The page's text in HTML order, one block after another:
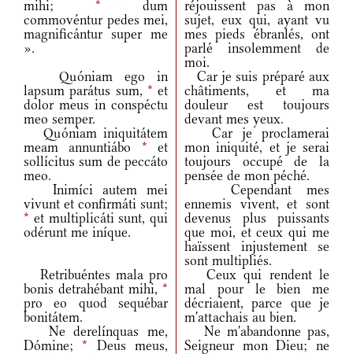
mihi; * dum
commovéntur pedes mei,
magnificántur super me
».
réjouissent pas à mon
sujet, eux qui, ayant vu
mes pieds ébranlés, ont
parlé insolemment de
moi.
Quóniam ego in
lapsum parátus sum, * et
dolor meus in conspéctu
meo semper.
Car je suis préparé aux
châtiments, et ma
douleur est toujours
devant mes yeux.
Quóniam iniquitátem
meam annuntiábo * et
sollícitus sum de peccáto
meo.
Car je proclamerai
mon iniquité, et je serai
toujours occupé de la
pensée de mon péché.
Inimíci autem mei
vivunt et confirmáti sunt;
* et multiplicáti sunt, qui
odérunt me iníque.
Cependant mes
ennemis vivent, et sont
devenus plus puissants
que moi, et ceux qui me
haïssent injustement se
sont multipliés.
Retribuéntes mala pro
bonis detrahébant mihi, *
pro eo quod sequébar
bonitátem.
Ceux qui rendent le
mal pour le bien me
décriaient, parce que je
m'attachais au bien.
Ne derelínquas me,
Dómine;* Deus meus,
Ne m'abandonne pas,
Seigneur mon Dieu; ne